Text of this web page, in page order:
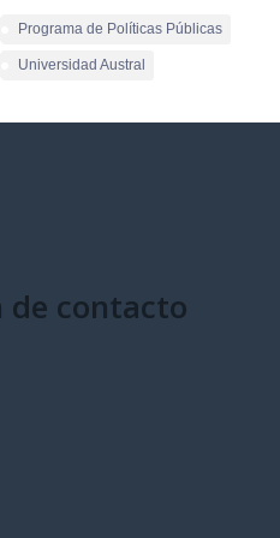
Programa de Políticas Públicas
Universidad Austral
contacto